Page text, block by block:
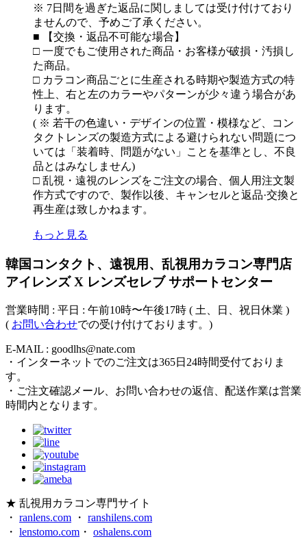
※ 7日間を過ぎた返品に関しましては受け付けており
ませんので、予めご了承ください。
■ 【交換・返品不可能な場合】
□ 一度でもご使用された商品・お客様が破損・汚損し
た商品。
□ カラコン商品ごとに生産される時期や製造方式の特
性上、右と左のカラーやパターンが少々違う場合があ
ります。
( ※ 若干の色違い・デザインの位置・模様など、コン
タクトレンズの製造方式による避けられない問題につ
いては「装着時、問題がない」ことを基準とし、不良
品とはみなしません)
□ 乱視・遠視のレンズをご注文の場合、個人用注文製
作方式ですので、製作以後、キャンセルと返品·交換と
再生産は致しかねます。
もっと見る
韓国コンタクト、遠視用、乱視用カラコン専門店
アイレンズ X レンズセレブ サポートセンター
営業時間 : 平日 : 午前10時〜午後17時 ( 土、日、祝日休業 )
( お問い合わせでの受け付けております。)
E-MAIL : goodlhs@nate.com
・インターネットでのご注文は365日24時間受付ておりま
す。
・ご注文確認メール、お問い合わせの返信、配送作業は営業
時間内となります。
★ 乱視用カラコン専門サイト
・ ranlens.com ・ ranshilens.com
・ lenstomo.com ・ oshalens.com